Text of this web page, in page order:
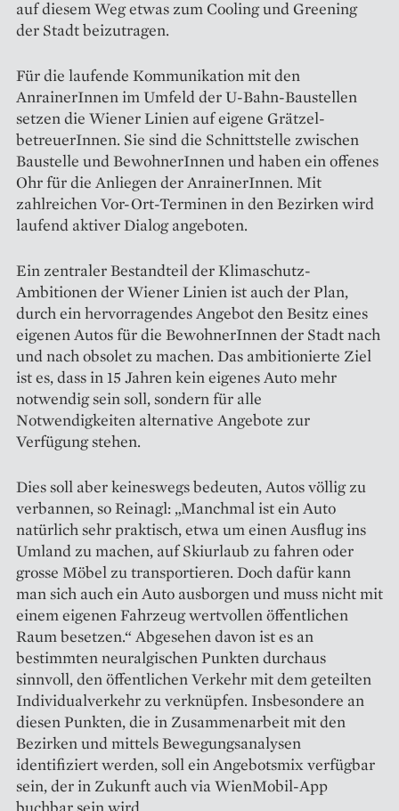
auf diesem Weg etwas zum Cooling und Greening
der Stadt beizutragen.
Für die laufende Kommunikation mit den
AnrainerInnen im Umfeld der U-Bahn-Baustellen
setzen die Wiener Linien auf eigene Grätzel­
betreuerInnen. Sie sind die Schnittstelle zwischen
Baustelle und Bewohne­rInnen und haben ein offenes
Ohr für die Anliegen der Anrai­nerInnen. Mit
zahlreichen Vor-Ort-Terminen in den Bezirken wird
laufend aktiver Dialog angeboten.
Ein zentraler Bestandteil der Klimaschutz-
Ambitionen der Wiener Linien ist auch der Plan,
durch ein hervorragendes Angebot den Besitz eines
eigenen Autos für die BewohnerInnen der Stadt nach
und nach obsolet zu machen. Das ambitionierte Ziel
ist es, dass in 15 Jahren kein eigenes Auto mehr
notwendig sein soll, sondern für alle
Notwendigkeiten alternative Angebote zur
Verfügung stehen.
Dies soll aber keineswegs bedeuten, Autos völlig zu
verbannen, so Reinagl: „Manchmal ist ein Auto
natürlich sehr praktisch, etwa um einen Ausflug ins
Umland zu machen, auf Skiurlaub zu fahren oder
grosse Möbel zu transportieren. Doch dafür kann
man sich auch ein Auto ausborgen und muss nicht mit
einem eigenen Fahrzeug wertvollen öffentlichen
Raum besetzen.“ Abgesehen davon ist es an
bestimmten neuralgischen Punkten durchaus
sinnvoll, den öffentlichen Verkehr mit dem geteilten
Individualverkehr zu verknüpfen. Insbesondere an
diesen Punkten, die in Zusammenarbeit mit den
Bezirken und mittels Bewegungsanalysen
identifiziert werden, soll ein Angebotsmix verfügbar
sein, der in Zukunft auch via WienMobil-App